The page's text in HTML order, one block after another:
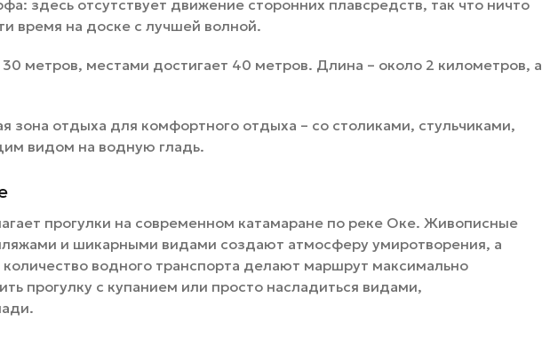
здесь отсутствует движение сторонних плавсредств, так что ничто
время на доске с лучшей волной.
метров, местами достигает 40 метров. Длина – около 2 километров, а
зона отдыха для комфортного отдыха – со столиками, стульчиками,
видом на водную гладь.
прогулки на современном катамаране по реке Оке. Живописные
и шикарными видами создают атмосферу умиротворения, а
водного транспорта делают маршрут максимально
прогулку с купанием или просто насладиться видами,